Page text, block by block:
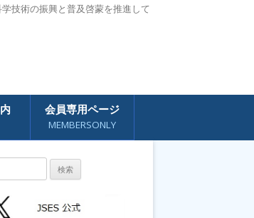
技術の振興と普及啓蒙を推進して
会員専用ページ
MEMBERSONLY